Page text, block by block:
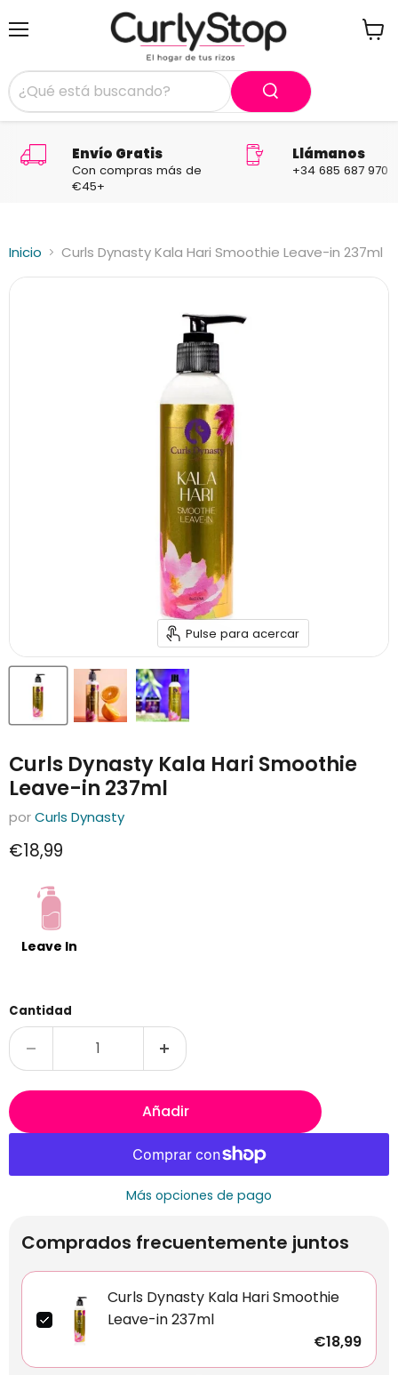
Envío Gratis
Con compras más de
€45+
Llámanos
+34 685 687 970
Inicio Curls Dynasty Kala Hari Smoothie Leave-in 237ml
Pulse para acercar
Curls Dynasty Kala Hari Smoothie
Leave-in 237ml
porCurls Dynasty
Precio actual
€18,99
Leave In
Cantidad
Añadir
Más opciones de pago
Comprados frecuentemente juntos
Curls Dynasty Kala Hari Smoothie
Leave-in 237ml
€18,99